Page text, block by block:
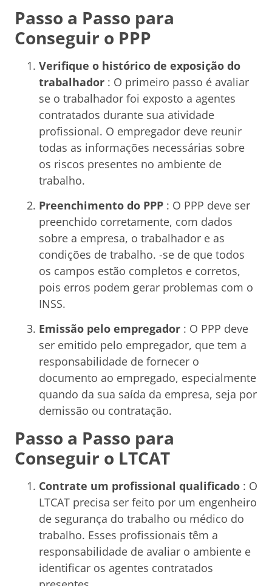
Passo a Passo para
Conseguir o PPP
Verifique o histórico de exposição do
trabalhador : O primeiro passo é avaliar
se o trabalhador foi exposto a agentes
contratados durante sua atividade
profissional. O empregador deve reunir
todas as informações necessárias sobre
os riscos presentes no ambiente de
trabalho.
Preenchimento do PPP : O PPP deve ser
preenchido corretamente, com dados
sobre a empresa, o trabalhador e as
condições de trabalho. -se de que todos
os campos estão completos e corretos,
pois erros podem gerar problemas com o
INSS.
Emissão pelo empregador : O PPP deve
ser emitido pelo empregador, que tem a
responsabilidade de fornecer o
documento ao empregado, especialmente
quando da sua saída da empresa, seja por
demissão ou contratação.
Passo a Passo para
Conseguir o LTCAT
Contrate um profissional qualificado : O
LTCAT precisa ser feito por um engenheiro
de segurança do trabalho ou médico do
trabalho. Esses profissionais têm a
responsabilidade de avaliar o ambiente e
identificar os agentes contratados